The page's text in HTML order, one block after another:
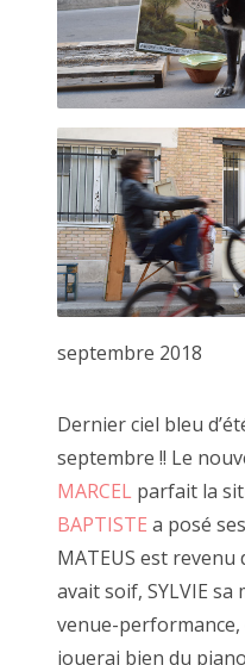
2022 mars
2022 février
2022 janvier
2021 décembre
2021 novembre
2021 août
2021 juin
2021 mars
septembre 2018
Dernier ciel bleu
septembre !! Le
MARCEL parfait la
BAPTISTE a posé
MATEUS est revenu
avait soif, SYLVIE
venue-performance,
jouerai bien du
A travers son art, JF cite
est ce qui rend la vie
deux fois), il dépeint une
surconsommation et
partie de son travail sur la